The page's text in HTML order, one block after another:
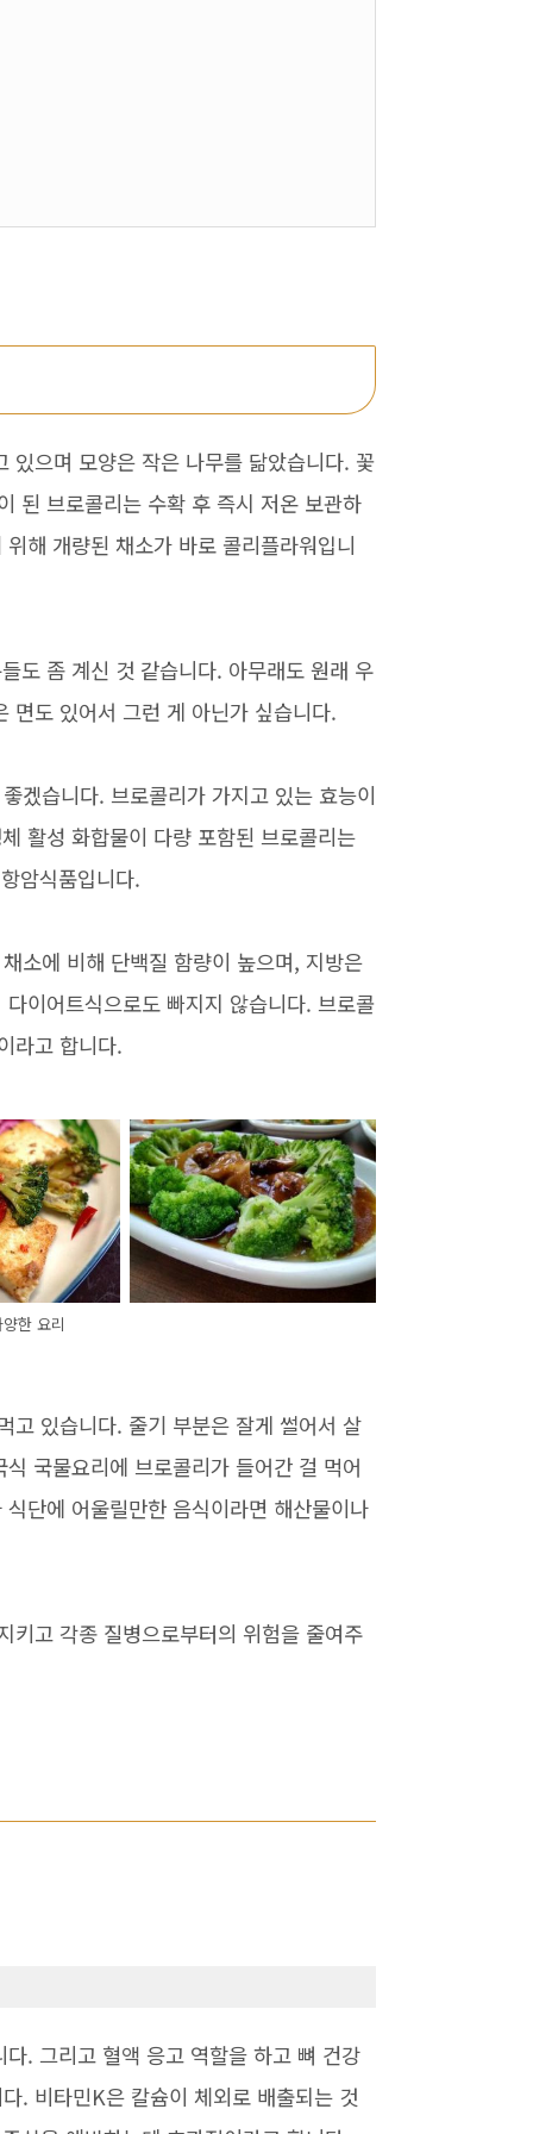
있으며 모양은 작은 나무를 닮았습니다. 꽃
된 브로콜리는 수확 후 즉시 저온 보관하
해 개량된 채소가 바로 콜리플라워입니
도 좀 계신 것 같습니다. 아무래도 원래 우
면도 있어서 그런 게 아닌가 싶습니다.
겠습니다. 브로콜리가 가지고 있는 효능이
활성 화합물이 다량 포함된 브로콜리는
암식품입니다.
소에 비해 단백질 함량이 높으며, 지방은
이어트식으로도 빠지지 않습니다. 브로콜
라고 합니다.
한 요리
고 있습니다. 줄기 부분은 잘게 썰어서 살
국물요리에 브로콜리가 들어간 걸 먹어
단에 어울릴만한 음식이라면 해산물이나
키고 각종 질병으로부터의 위험을 줄여주
. 그리고 혈액 응고 역할을 하고 뼈 건강
. 비타민K은 칼슘이 체외로 배출되는 것